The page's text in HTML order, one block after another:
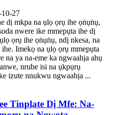
10-27
dị mkpa na ụlọ ọrụ ihe ọṅụṅụ,
nwere ike mmepụta ihe dị
ọrụ ihe ọṅụṅụ, ndị nkesa, na
Imekọ na ụlọ ọrụ mmepụta
na ya na-eme ka ngwaahịa ahụ
nrube isi na ụkpụrụ
izute nnukwu ngwaahịa ...
Tinplate Dị Mfe: Na-